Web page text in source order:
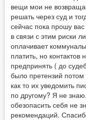
вещи мои не
решать через суд и
сейчас пока прошу
в связи с этим риски
оплачивает
платить, но контактов
предпринять ( до
было претензий
как то их уведомить
по другому? Я не
обезопасить себя не
рекомендаций.